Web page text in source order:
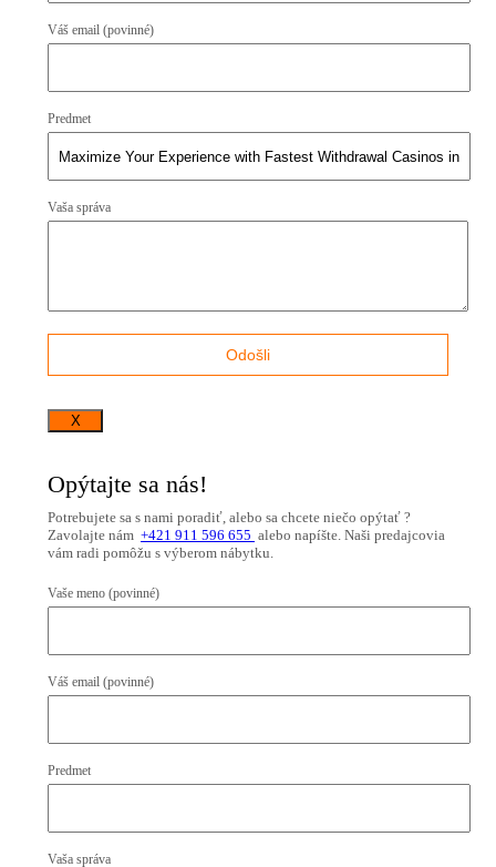
Váš email (povinné)
Predmet
Vaša správa
X
Opýtajte sa nás!
Potrebujete sa s nami poradiť, alebo sa chcete niečo opýtať ?
Zavolajte nám +421 911 596 655 alebo napíšte. Naši predajcovia
vám radi pomôžu s výberom nábytku.
Vaše meno (povinné)
Váš email (povinné)
Predmet
Vaša správa